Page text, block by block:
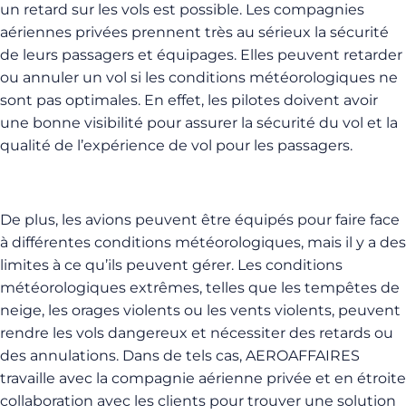
un retard sur les vols est possible. Les compagnies
aériennes privées prennent très au sérieux la sécurité
de leurs passagers et équipages. Elles peuvent retarder
ou annuler un vol si les conditions météorologiques ne
sont pas optimales. En effet, les pilotes doivent avoir
une bonne visibilité pour assurer la sécurité du vol et la
qualité de l’expérience de vol pour les passagers.
De plus, les avions peuvent être équipés pour faire face
à différentes conditions météorologiques, mais il y a des
limites à ce qu’ils peuvent gérer. Les conditions
météorologiques extrêmes, telles que les tempêtes de
neige, les orages violents ou les vents violents, peuvent
rendre les vols dangereux et nécessiter des retards ou
des annulations. Dans de tels cas, AEROAFFAIRES
travaille avec la compagnie aérienne privée et en étroite
collaboration avec les clients pour trouver une solution